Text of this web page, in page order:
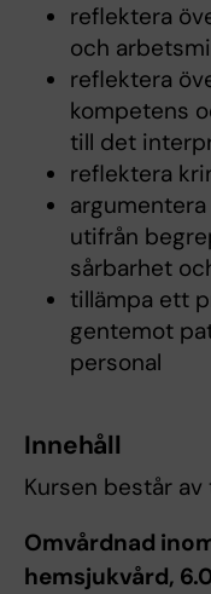
reﬂektera
och
reﬂektera
kompetens
till det
reﬂektera
utifrån
sårbarhet
tillämpa ett
gentemot
personal
Innehåll
Kursen består
Omvårdnad
hemsjukvård,